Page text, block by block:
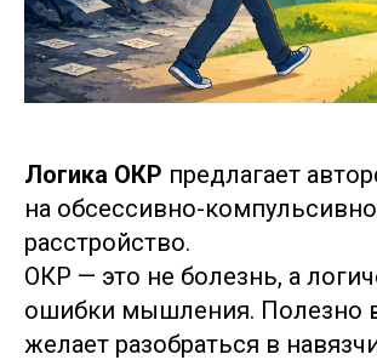
Логика ОКР предлагает
на обсессивно-
расстройство.
ОКР — это не болезнь, а
ошибки мышления. Полезно
желает разобраться в